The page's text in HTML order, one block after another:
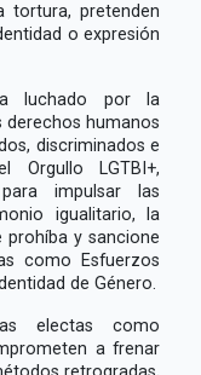
tortura, pretenden
o expresión
luchado por la
humanos
discriminados e
Orgullo LGTBI+,
impulsar las
igualitario, la
prohíba y sancione
como Esfuerzos
de Género.
electas como
a frenar
retrogradas,